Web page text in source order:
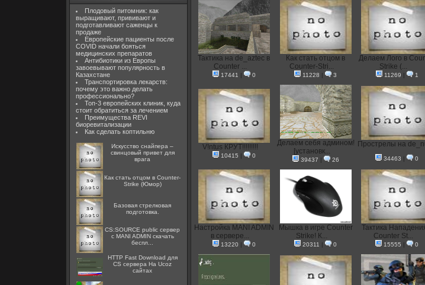
Плодовый питомник: как
выращивают, прививают и
подготавливают саженцы к
продаже
Европейские пациенты после
COVID начали бояться
медицинских препаратов
Антибиотики из Европы
завоевывают популярность в
Казахстане
Транспортировка лекарств:
почему это важно делать
профессионально?
Топ-3 европейских клиник, куда
стоит обратиться за лечением
Преимущества REVI
биоревитализации
Как сделать коптильню
Искусство снайпера –
свинцовый привет для
врага
Как стать отцом в Counter-
Strike (Юмор)
Базовая стрелковая
подготовка.
CS:SOURCE public сервер
с MANI ADMIN скачать
беспл...
HTTP Fast Download для
CS сервера На Ucoz
сайтах
Тактика на de_aztec в
Counter ...
17441 | 0
Как стать отцом в
Counter-Stri...
11228 | 3
Делаем Лого в
Strike (...
11269 | 1
V!ntus КРУТ!!!!!!!!!
10415 | 0
Делаем себя админом!
[установк...
39437 | 26
Прострелы на
34463 | 0
Настройка MANI ADMIN
в сервере...
13220 | 0
Мышка в игре Counter
Strike! К...
20311 | 0
Тактика
Counter St...
15555 | 0